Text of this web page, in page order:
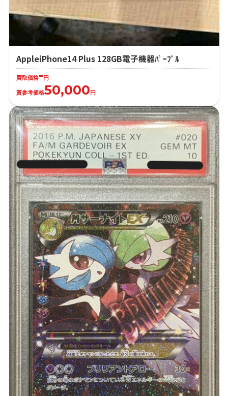
AppleiPhone14 Plus 128GB電子機器ﾊﾟｰﾌﾟﾙ
買取価格-円
質参考価格50,000円